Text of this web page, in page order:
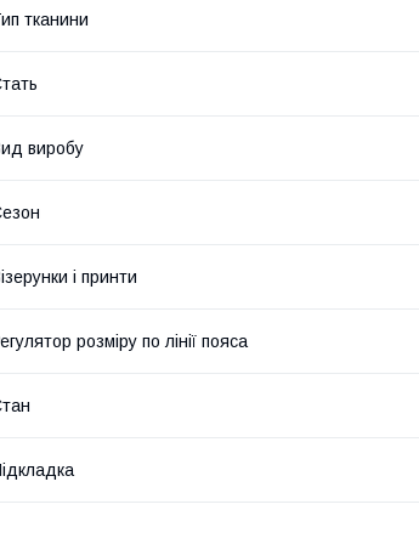
тканини
виробу
і принти
розміру по лінії пояса